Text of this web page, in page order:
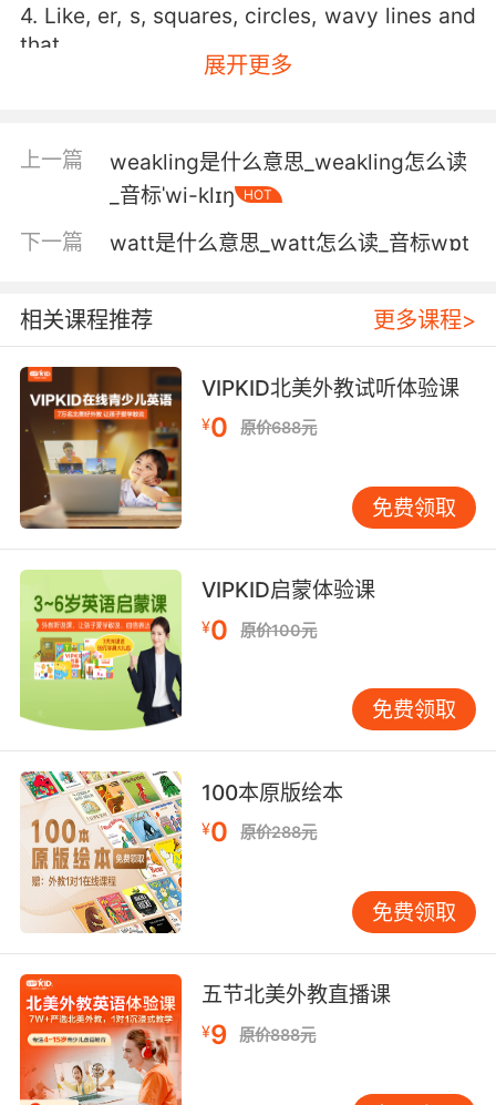
4. Like, er, s, squares, circles, wavy lines and
that.
5. Maybe, but it did help me identify those
weird wavy lines etched into the fragment.
浪线
6. And then and then it's, uh, uh, like, a like, a
like, a chair with with, uh, some wavy lines.
然后 是... 像把椅子 有些波浪的线条
展开更多
上一篇
weakling是什么意思_weakling怎么读
_音标ˈwi-klɪŋ
HOT
下一篇 watt是什么意思_watt怎么读_音标wɒt
相关课程推荐 更多课程>
VIPKID北美外教试听体验课
¥0 原价688元
免费领取
VIPKID启蒙体验课
¥0 原价100元
免费领取
100本原版绘本
¥0 原价288元
免费领取
五节北美外教直播课
¥9 原价888元